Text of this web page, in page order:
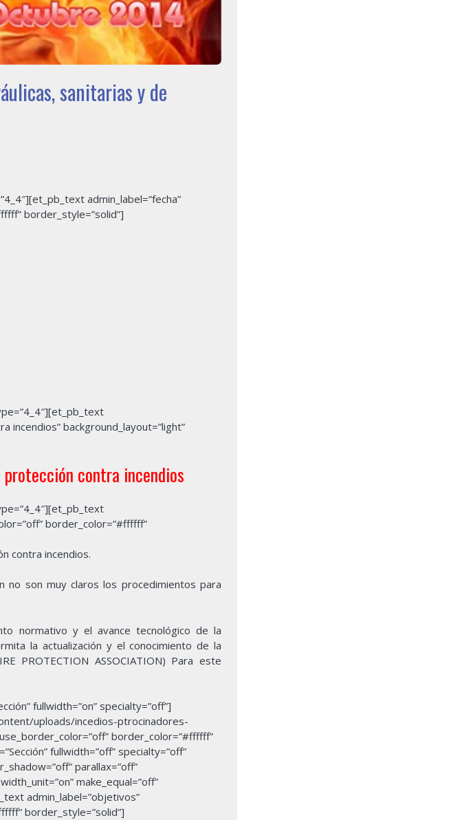
sanitarias y de
admin_label=”fecha”
border_style=”solid”]
incendios” background_layout=”light”
protección contra incendios
border_color=”#ffffff”
contra incendios.
no son muy claros los procedimientos para
normativo y el avance tecnológico de la
la actualización y el conocimiento de la
PROTECTION ASSOCIATION) Para este
fullwidth=”on” specialty=”off”]
uploads/incedios-ptrocinadores-
border_color=”#ffffff”
fullwidth=”off” specialty=”off”
parallax=”off”
make_equal=”off”
admin_label=”objetivos”
border_style=”solid”]